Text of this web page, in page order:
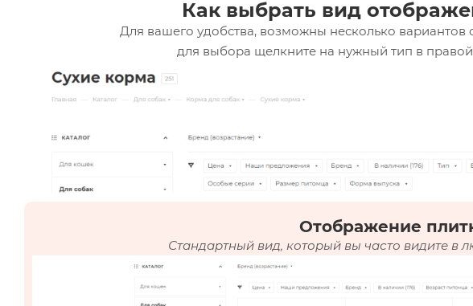
Как выбрать вид
Для вашего удобства, возможны несколько вариантов
для выбора щелкните на нужный тип в правой
Отображение
Стандартный вид, который вы часто видите в